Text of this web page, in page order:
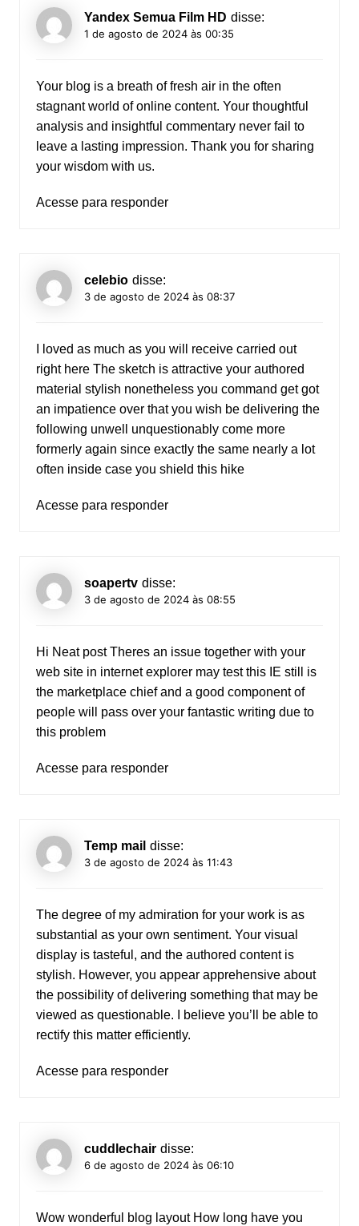
Yandex Semua Film HD disse:
1 de agosto de 2024 às 00:35
Your blog is a breath of fresh air in the often
stagnant world of online content. Your thoughtful
analysis and insightful commentary never fail to
leave a lasting impression. Thank you for sharing
your wisdom with us.
Acesse para responder
celebio disse:
3 de agosto de 2024 às 08:37
I loved as much as you will receive carried out
right here The sketch is attractive your authored
material stylish nonetheless you command get got
an impatience over that you wish be delivering the
following unwell unquestionably come more
formerly again since exactly the same nearly a lot
often inside case you shield this hike
Acesse para responder
soapertv disse:
3 de agosto de 2024 às 08:55
Hi Neat post Theres an issue together with your
web site in internet explorer may test this IE still is
the marketplace chief and a good component of
people will pass over your fantastic writing due to
this problem
Acesse para responder
Temp mail disse:
3 de agosto de 2024 às 11:43
The degree of my admiration for your work is as
substantial as your own sentiment. Your visual
display is tasteful, and the authored content is
stylish. However, you appear apprehensive about
the possibility of delivering something that may be
viewed as questionable. I believe you’ll be able to
rectify this matter efficiently.
Acesse para responder
cuddlechair disse:
6 de agosto de 2024 às 06:10
Wow wonderful blog layout How long have you